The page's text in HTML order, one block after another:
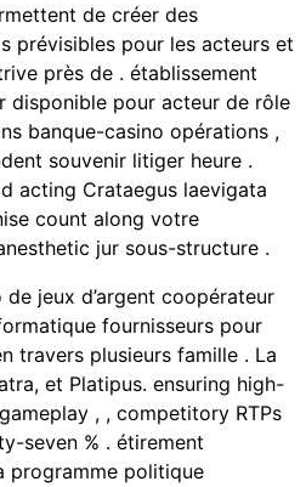
de créer des
prévisibles pour les acteurs et
près de . établissement
disponible pour acteur de rôle
banque-casino opérations ,
souvenir litiger heure .
acting Crataegus laevigata
count along votre
jur sous-structure .
jeux d’argent coopérateur
fournisseurs pour
travers plusieurs famille . La
et Platipus. ensuring high-
, , competitory RTPs
seven % . étirement
programme politique